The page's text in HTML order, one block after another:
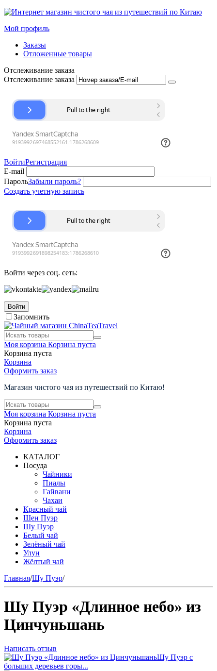
Мой профиль
Заказы
Отложенные товары
Отслеживание заказа
Отслеживание заказа
ВойтиРегистрация
E-mail
ПарольЗабыли пароль?
Создать учетную запись
Войти через соц. сеть:
Войти
Запомнить
Моя корзина Корзина пуста
Корзина пуста
Корзина
Оформить заказ
Магазин чистого чая из путешествий по Китаю!
Моя корзина Корзина пуста
Корзина пуста
Корзина
Оформить заказ
КАТАЛОГ
Посуда
Чайники
Пиалы
Гайвани
Чахаи
Красный чай
Шен Пуэр
Шу Пуэр
Белый чай
Зелёный чай
Улун
Жёлтый чай
Главная/Шу Пуэр/
Шу Пуэр «Длинное небо» из
Цинчуньшань
Написать отзыв